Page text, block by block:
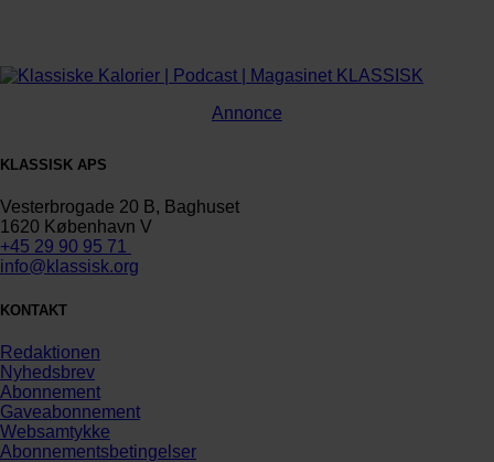
Annonce
KLASSISK APS
Vesterbrogade 20 B, Baghuset
1620 København V
+45 29 90 95 71
info@klassisk.org
KONTAKT
Redaktionen
Nyhedsbrev
Abonnement
Gaveabonnement
Websamtykke
Abonnementsbetingelser